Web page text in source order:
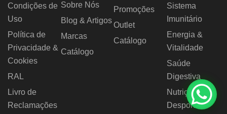
Condições de
Uso
Política de
Privacidade &
Cookies
RAL
Livro de
Reclamações
Sobre Nós
Blog & Artigos
Marcas
Catálogo
Promoções
Outlet
Catálogo
Sistema
Imunitário
Energia &
Vitalidade
Saúde
Digestiva
Nutrição
Desportiva